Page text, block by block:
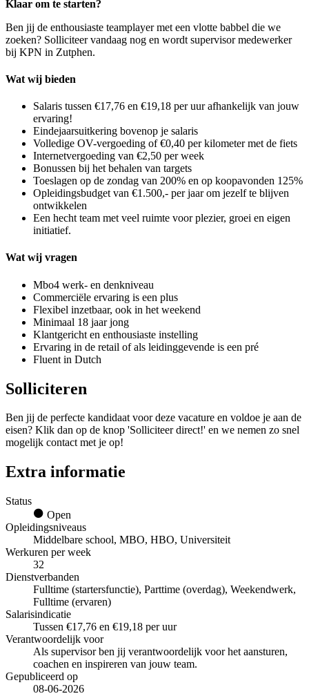
Klaar om te starten?
Ben jij de enthousiaste teamplayer met een vlotte babbel die we
zoeken? Solliciteer vandaag nog en wordt supervisor medewerker
bij KPN in Zutphen.
Wat wij bieden
Salaris tussen €17,76 en €19,18 per uur afhankelijk van jouw
ervaring!
Eindejaarsuitkering bovenop je salaris
Volledige OV-vergoeding of €0,40 per kilometer met de fiets
Internetvergoeding van €2,50 per week
Bonussen bij het behalen van targets
Toeslagen op de zondag van 200% en op koopavonden 125%
Opleidingsbudget van €1.500,- per jaar om jezelf te blijven
ontwikkelen
Een hecht team met veel ruimte voor plezier, groei en eigen
initiatief.
Wat wij vragen
Mbo4 werk- en denkniveau
Commerciële ervaring is een plus
Flexibel inzetbaar, ook in het weekend
Minimaal 18 jaar jong
Klantgericht en enthousiaste instelling
Ervaring in de retail of als leidinggevende is een pré
Fluent in Dutch
Solliciteren
Ben jij de perfecte kandidaat voor deze vacature en voldoe je aan de
eisen? Klik dan op de knop 'Solliciteer direct!' en we nemen zo snel
mogelijk contact met je op!
Extra informatie
Status
Open
Opleidingsniveaus
Middelbare school, MBO, HBO, Universiteit
Werkuren per week
32
Dienstverbanden
Fulltime (startersfunctie), Parttime (overdag), Weekendwerk,
Fulltime (ervaren)
Salarisindicatie
Tussen €17,76 en €19,18 per uur
Verantwoordelijk voor
Als supervisor ben jij verantwoordelijk voor het aansturen,
coachen en inspireren van jouw team.
Gepubliceerd op
08-06-2026